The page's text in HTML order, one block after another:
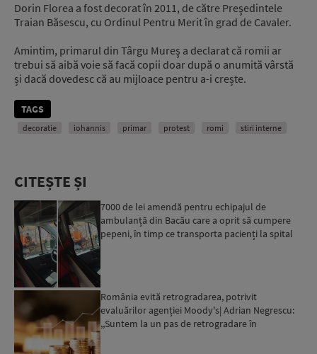
Dorin Florea a fost decorat în 2011, de către Preşedintele
Traian Băsescu, cu Ordinul Pentru Merit în grad de Cavaler.
Amintim, primarul din Târgu Mureş a declarat că romii ar
trebui să aibă voie să facă copii doar după o anumită vârstă
și dacă dovedesc că au mijloace pentru a-i crește.
TAGS
decoratie iohannis primar protest romi stiri interne
CITEȘTE ȘI
7000 de lei amendă pentru echipajul de
ambulanță din Bacău care a oprit să cumpere
pepeni, în timp ce transporta pacienți la spital
România evită retrogradarea, potrivit
evaluărilor agenției Moody's| Adrian Negrescu:
,,Suntem la un pas de retrogradare în